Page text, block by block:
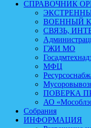
СПРАВОЧНИК
ВОЕННЫЙ
СВЯЗЬ,
ГЖИ МО
МФЦ
ПОВЕРКА
АО
Собрания
ИНФОРМАЦИЯ